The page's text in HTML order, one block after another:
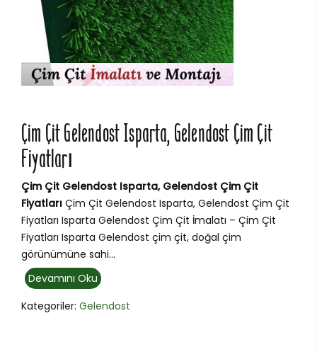
Çim Çit Gelendost Isparta, Gelendost Çim Çit
Fiyatları
Çim Çit Gelendost Isparta, Gelendost Çim Çit
Fiyatları Çim Çit Gelendost Isparta, Gelendost Çim Çit
Fiyatları Isparta Gelendost Çim Çit İmalatı – Çim Çit
Fiyatları Isparta Gelendost çim çit, doğal çim
görünümüne sahi...
Devamını Oku
Kategoriler: Gelendost